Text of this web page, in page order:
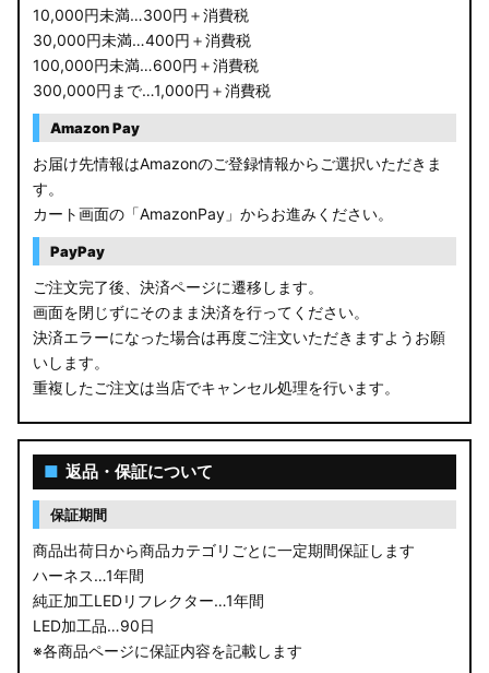
10,000円未満…300円＋消費税
30,000円未満…400円＋消費税
100,000円未満…600円＋消費税
300,000円まで…1,000円＋消費税
Amazon Pay
お届け先情報はAmazonのご登録情報からご選択いただきま
す。
カート画面の「AmazonPay」からお進みください。
PayPay
ご注文完了後、決済ページに遷移します。
画面を閉じずにそのまま決済を行ってください。
決済エラーになった場合は再度ご注文いただきますようお願
いします。
重複したご注文は当店でキャンセル処理を行います。
■ 返品・保証について
保証期間
商品出荷日から商品カテゴリごとに一定期間保証します
ハーネス…1年間
純正加工LEDリフレクター…1年間
LED加工品…90日
※各商品ページに保証内容を記載します